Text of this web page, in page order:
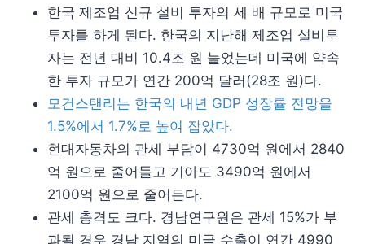
한국 제조업 신규 설비 투자의 세 배 규모로 미국
투자를 하게 된다. 한국의 지난해 제조업 설비투
자는 전년 대비 10.4조 원 늘었는데 미국에 약속
한 투자 규모가 연간 200억 달러(28조 원)다.
모건스탠리는 한국의 내년 GDP 성장률 전망을
1.5%에서 1.7%로 높여 잡았다.
현대자동차의 관세 부담이 4730억 원에서 2840
억 원으로 줄어들고 기아도 3490억 원에서
2100억 원으로 줄어든다.
관세 충격도 크다. 경남연구원은 관세 15%가 부
과될 경우 경남 지역의 미국 수출이 연간 4990